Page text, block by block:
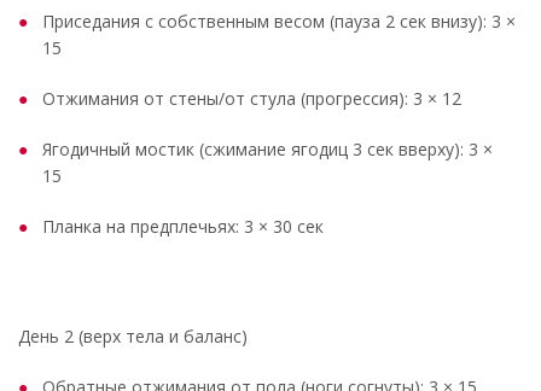
Приседания с собственным весом (пауза 2 сек внизу): 3 ×
15
Отжимания от стены/от стула (прогрессия): 3 × 12
Ягодичный мостик (сжимание ягодиц 3 сек вверху): 3 ×
15
Планка на предплечьях: 3 × 30 сек
День 2 (верх тела и баланс)
Обратные отжимания от пола (ноги согнуты): 3 × 15